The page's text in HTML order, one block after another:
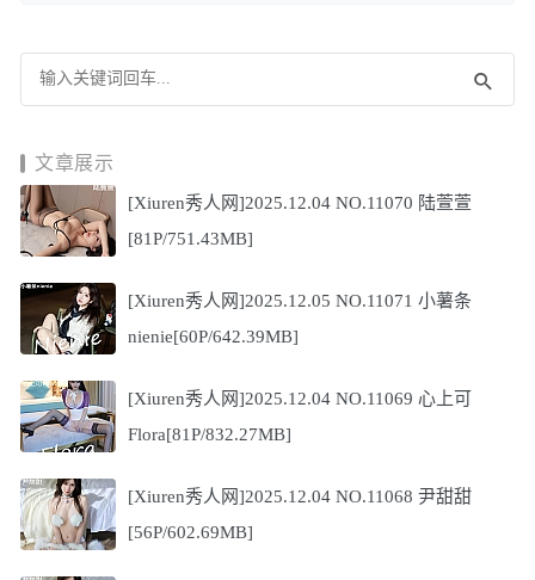
文章展示
[Xiuren秀人网]2025.12.04 NO.11070 陆萱萱
[81P/751.43MB]
[Xiuren秀人网]2025.12.05 NO.11071 小薯条
nienie[60P/642.39MB]
[Xiuren秀人网]2025.12.04 NO.11069 心上可
Flora[81P/832.27MB]
[Xiuren秀人网]2025.12.04 NO.11068 尹甜甜
[56P/602.69MB]